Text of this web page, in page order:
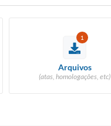
1
Arquivos
(atas, homologações, etc)